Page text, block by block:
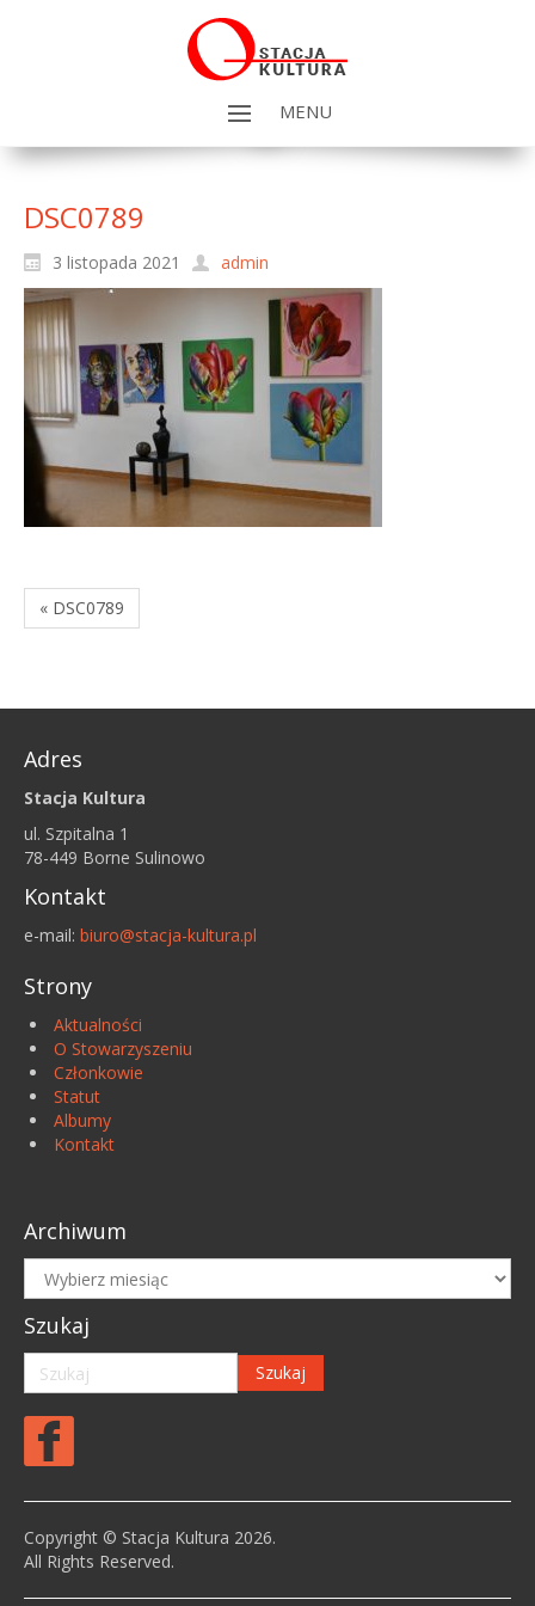
MENU
DSC0789
3 listopada 2021 admin
« DSC0789
Adres
Stacja Kultura
ul. Szpitalna 1
78-449 Borne Sulinowo
Kontakt
e-mail: biuro@stacja-kultura.pl
Strony
Aktualności
O Stowarzyszeniu
Członkowie
Statut
Albumy
Kontakt
Archiwum
Archiwum
Szukaj
Copyright © Stacja Kultura 2026.
All Rights Reserved.